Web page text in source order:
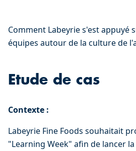
Comment Labeyrie s'est
équipes autour de la culture de
Etude de cas
Contexte :
Labeyrie Fine Foods souhaitait
"Learning Week" afin de lancer